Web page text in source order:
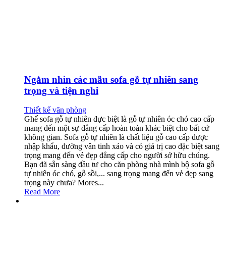
Ngắm nhìn các mẫu sofa gỗ tự nhiên sang
trọng và tiện nghi
Thiết kế văn phòng
Ghế sofa gỗ tự nhiên đực biệt là gỗ tự nhiên óc chó cao cấp
mang đến một sự đẳng cấp hoàn toàn khác biệt cho bất cứ
không gian. Sofa gỗ tự nhiên là chất liệu gỗ cao cấp được
nhập khẩu, đường vân tinh xảo và có giá trị cao đặc biệt sang
trọng mang đến vẻ đẹp đẳng cấp cho người sở hữu chúng.
Bạn đã sẵn sàng đầu tư cho căn phòng nhà mình bộ sofa gỗ
tự nhiên óc chó, gỗ sồi,... sang trọng mang đến vẻ đẹp sang
trọng này chưa? Mores...
Read More